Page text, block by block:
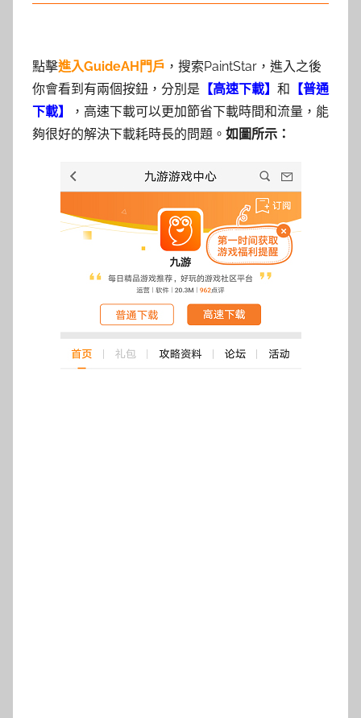
點擊進入GuideAH門戶 ，搜索PaintStar，進入之後
你會看到有兩個按鈕，分別是 【高速下載】 和 【普通
下載】
，高速下載可以更加節省下載時間和流量，能
夠很好的解決下載耗時長的問題。 如圖所示：